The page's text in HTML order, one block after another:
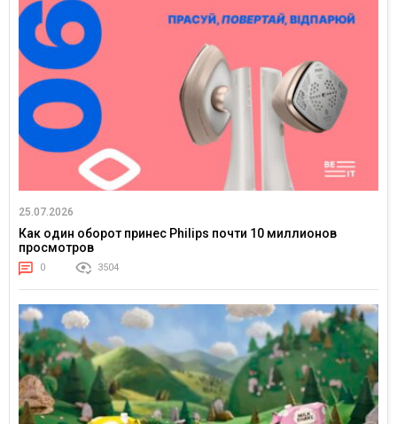
25.07.2026
Как один оборот принес Philips почти 10 миллионов
просмотров
0 3504